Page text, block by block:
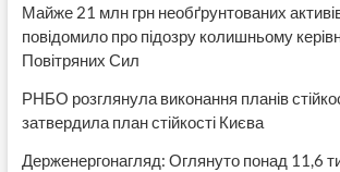
Майже 21 млн грн необґрунтованих
повідомило про підозру колишньому
Повітряних Сил
РНБО розглянула виконання планів
затвердила план стійкості Києва
Держенергонагляд: Оглянуто понад 11,6